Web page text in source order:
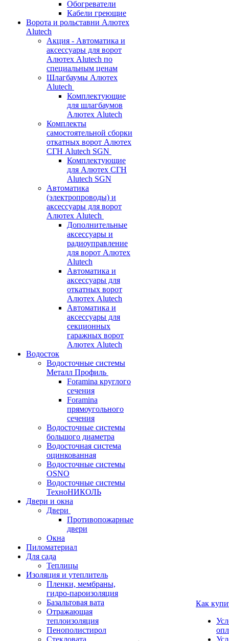
Обогреватели
Кабели греющие
Ворота и рольставни Алютех
Alutech
Акция - Автоматика и
аксессуары для ворот
Алютех Alutech по
специальным ценам
Шлагбаумы Алютех
Alutech
Комплектующие
для шлагбаумов
Алютех Alutech
Комплекты
самостоятельной сборки
откатных ворот Алютех
СГН Alutech SGN
Комплектующие
для Алютех СГН
Alutech SGN
Автоматика
(электропроводы) и
аксессуары для ворот
Алютех Alutech
Дополнительные
аксессуары и
радиоуправление
для ворот Алютех
Alutech
Автоматика и
аксессуары для
откатных ворот
Алютех Alutech
Автоматика и
аксессуары для
секционных
гаражных ворот
Алютех Alutech
Водосток
Водосточные системы
Металл Профиль
Foramina круглого
сечения
Foramina
прямоугольного
сечения
Водосточные системы
большого диаметра
Водосточная система
оцинкованная
Водосточные системы
OSNO
Водосточные системы
ТехноНИКОЛЬ
Двери и окна
Двери
Противопожарные
двери
Окна
Пиломатериал
Для сада
Теплицы
Изоляция и утеплитель
Пленки, мембраны,
гидро-пароизоляция
Базальтовая вата
Отражающая
теплоизоляция
Пенополистирол
Стекловата
Как